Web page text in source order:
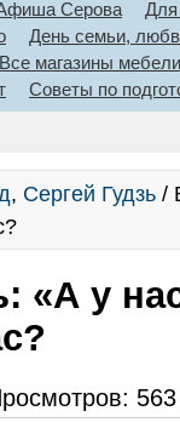
Серова
Для
День семьи,
Все магазины мебели
Советы по
, Сергей Гудзь /
«А у
563